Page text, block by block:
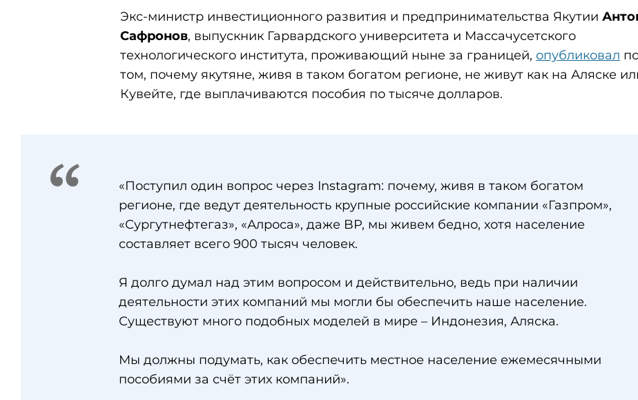
Экс-министр инвестиционного развития и предпринимательства Якутии
Сафронов, выпускник Гарвардского университета и Массачусетского
технологического института, проживающий ныне за границей, опубликовал
том, почему якутяне, живя в таком богатом регионе, не живут как на Аляске
Кувейте, где выплачиваются пособия по тысяче долларов.
«Поступил один вопрос через Instagram: почему, живя в таком богатом
регионе, где ведут деятельность крупные российские компании «Газпром»,
«Сургутнефтегаз», «Алроса», даже BP, мы живем бедно, хотя население
составляет всего 900 тысяч человек.
Я долго думал над этим вопросом и действительно, ведь при наличии
деятельности этих компаний мы могли бы обеспечить наше население.
Существуют много подобных моделей в мире – Индонезия, Аляска.
Мы должны подумать, как обеспечить местное население ежемесячными
пособиями за счёт этих компаний».